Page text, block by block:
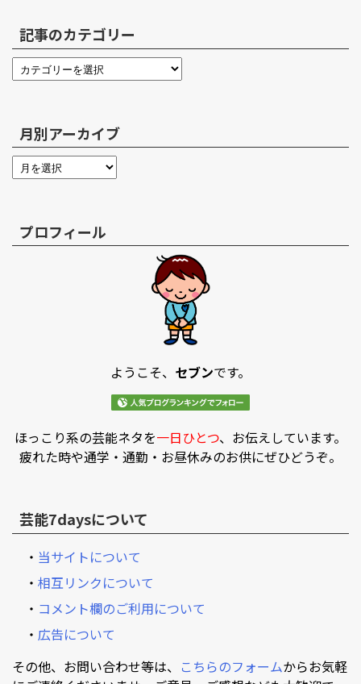
記事のカテゴリー
月別アーカイブ
プロフィール
ようこそ、 セブンです。
ほっこり系の芸能ネタを一日ひとつ、お伝えしています。
疲れた時や通学・通勤・お昼休みのお供にぜひどうぞ。
芸能7daysについて
・ 当サイトについて
・ 相互リンクについて
・ コメント欄のご利用について
・ 広告について
その他、お問い合わせ等は、 こちらのフォームからお気軽